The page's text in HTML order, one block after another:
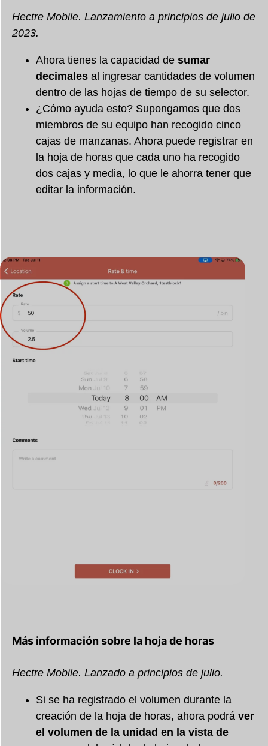
Hectre Mobile. Lanzamiento a principios de julio de
2023.
Ahora tienes la capacidad de sumar
decimales al ingresar cantidades de volumen
dentro de las hojas de tiempo de su selector.
¿Cómo ayuda esto? Supongamos que dos
miembros de su equipo han recogido cinco
cajas de manzanas. Ahora puede registrar en
la hoja de horas que cada uno ha recogido
dos cajas y media, lo que le ahorra tener que
editar la información.
Más información sobre la hoja de horas
Hectre Mobile. Lanzado a principios de julio.
Si se ha registrado el volumen durante la
creación de la hoja de horas, ahora podrá ver
el volumen de la unidad en la vista de